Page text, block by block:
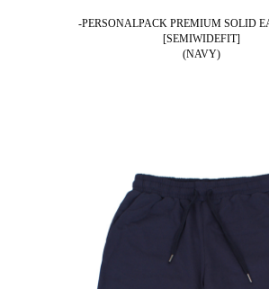
-PERSONALPACK PREMIUM SOLID
[SEMIWIDEFIT]
(NAVY)